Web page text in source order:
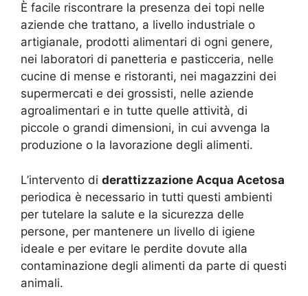
È facile riscontrare la presenza dei topi nelle
aziende che trattano, a livello industriale o
artigianale, prodotti alimentari di ogni genere,
nei laboratori di panetteria e pasticceria, nelle
cucine di mense e ristoranti, nei magazzini dei
supermercati e dei grossisti, nelle aziende
agroalimentari e in tutte quelle attività, di
piccole o grandi dimensioni, in cui avvenga la
produzione o la lavorazione degli alimenti.
L’intervento di derattizzazione Acqua Acetosa
periodica è necessario in tutti questi ambienti
per tutelare la salute e la sicurezza delle
persone, per mantenere un livello di igiene
ideale e per evitare le perdite dovute alla
contaminazione degli alimenti da parte di questi
animali.